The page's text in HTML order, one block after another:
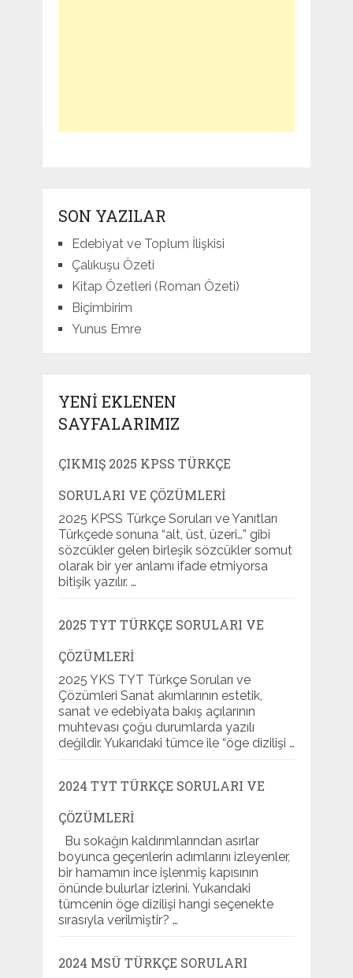
SON YAZILAR
Edebiyat ve Toplum İlişkisi
Çalıkuşu Özeti
Kitap Özetleri (Roman Özeti)
Biçimbirim
Yunus Emre
YENI EKLENEN
SAYFALARIMIZ
ÇIKMIŞ 2025 KPSS TÜRKÇE
SORULARI VE ÇÖZÜMLERI
2025 KPSS Türkçe Soruları ve Yanıtları
Türkçede sonuna “alt, üst, üzeri…” gibi
sözcükler gelen birleşik sözcükler somut
olarak bir yer anlamı ifade etmiyorsa
bitişik yazılır. …
2025 TYT TÜRKÇE SORULARI VE
ÇÖZÜMLERI
2025 YKS TYT Türkçe Soruları ve
Çözümleri Sanat akımlarının estetik,
sanat ve edebiyata bakış açılarının
muhtevası çoğu durumlarda yazılı
değildir. Yukarıdaki tümce ile “öge dizilişi …
2024 TYT TÜRKÇE SORULARI VE
ÇÖZÜMLERI
Bu sokağın kaldırımlarından asırlar
boyunca geçenlerin adımlarını izleyenler,
bir hamamın ince işlenmiş kapısının
önünde bulurlar izlerini. Yukarıdaki
tümcenin öge dizilişi hangi seçenekte
sırasıyla verilmiştir? …
2024 MSÜ TÜRKÇE SORULARI